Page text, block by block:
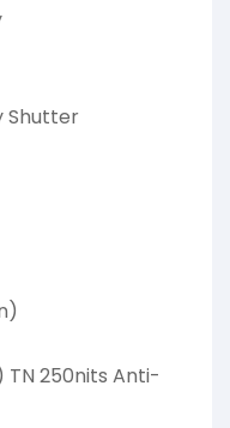
Shutter
TN 250nits Anti-